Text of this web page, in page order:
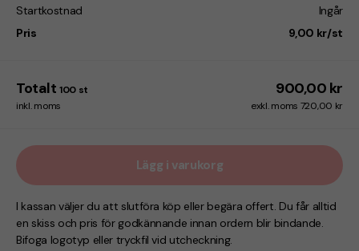
Startkostnad
Ingår
Pris
9,00 kr/st
Totalt 100 st 900,00 kr
inkl. moms exkl. moms 720,00 kr
Lägg i varukorg
I kassan väljer du att slutföra köp eller begära offert. Du får alltid
en skiss och pris för godkännande innan ordern blir bindande.
Bifoga logotyp eller tryckfil vid utcheckning.